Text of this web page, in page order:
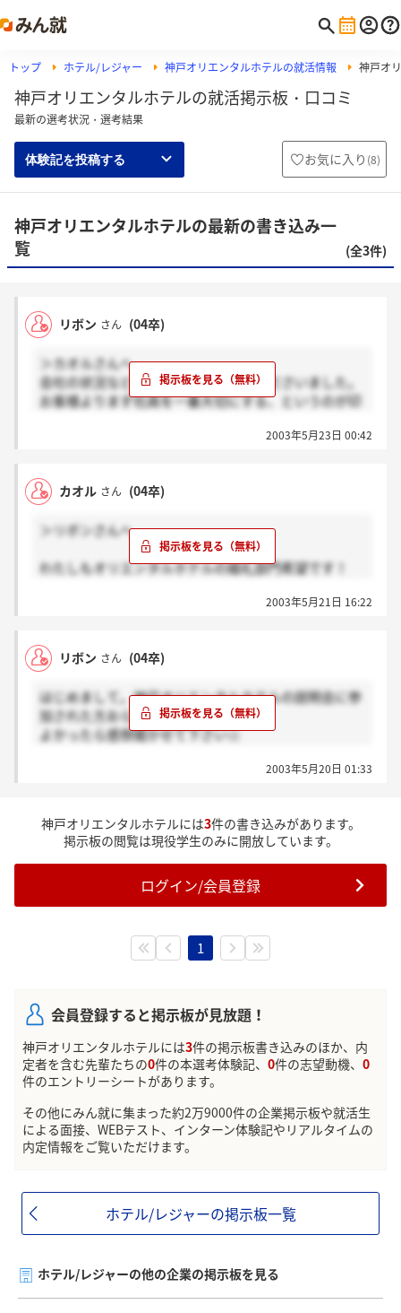
トップ ホテル/レジャー 神戸オリエンタルホテルの就活情報 神戸オ
神戸オリエンタルホテルの就活掲示板・口コミ
最新の選考状況・選考結果
体験記を投稿する お気に入り (8)
神戸オリエンタルホテルの最新の書き込み一
覧
(全3件)
リボン さん (04卒)
＞カオルさんへ
会社の状況などすごく正直に話してくださいました。
お客様よりまず社員を一番大切にする、というのが印
説明会のあと一時面接の予約をして帰りました。（6
面接希望なら一度電話で問い合わせてみてはどうです
か？
2003年5月23日 00:42
カオル さん (04卒)
＞リボンさんへ
わたしもオリエンタルホテルの婚礼部門希望です！
説明会でなくても選考に進めるんですかねぇ2003年5月21日 16:22
リボン さん (04卒)
はじめまして。神戸オリエンタルホテルの説明会に参
加された方おられますか？
よかったら感想聞かせて下さい☆
私はホテルの中の婚礼部門で働きたいとおもっていま
2003年5月20日 01:33
神戸オリエンタルホテルには3件の書き込みがあります。
掲示板の閲覧は現役学生のみに開放しています。
ログイン/会員登録
1
会員登録すると掲示板が見放題！
神戸オリエンタルホテルには3件の掲示板書き込みのほか、内
定者を含む先輩たちの0件の本選考体験記、 0件の志望動機、 0
件のエントリーシートがあります。
その他にみん就に集まった約2万9000件の企業掲示板や就活生
による面接、WEBテスト、インターン体験記やリアルタイムの
内定情報をご覧いただけます。
ホテル/レジャーの掲示板一覧
ホテル/レジャーの他の企業の掲示板を見る